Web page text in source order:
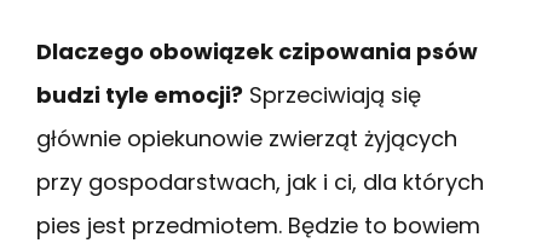
Dlaczego obowiązek czipowania psów
budzi tyle emocji? Sprzeciwiają się
głównie opiekunowie zwierząt żyjących
przy gospodarstwach, jak i ci, dla których
pies jest przedmiotem. Będzie to bowiem